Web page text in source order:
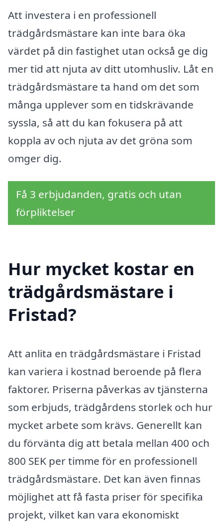
Att investera i en professionell
trädgårdsmästare kan inte bara öka
värdet på din fastighet utan också ge dig
mer tid att njuta av ditt utomhusliv. Låt en
trädgårdsmästare ta hand om det som
många upplever som en tidskrävande
syssla, så att du kan fokusera på att
koppla av och njuta av det gröna som
omger dig.
Få 3 erbjudanden, gratis och utan
förpliktelser
Hur mycket kostar en
trädgårdsmästare i
Fristad?
Att anlita en trädgårdsmästare i Fristad
kan variera i kostnad beroende på flera
faktorer. Priserna påverkas av tjänsterna
som erbjuds, trädgårdens storlek och hur
mycket arbete som krävs. Generellt kan
du förvänta dig att betala mellan 400 och
800 SEK per timme för en professionell
trädgårdsmästare. Det kan även finnas
möjlighet att få fasta priser för specifika
projekt, vilket kan vara ekonomiskt